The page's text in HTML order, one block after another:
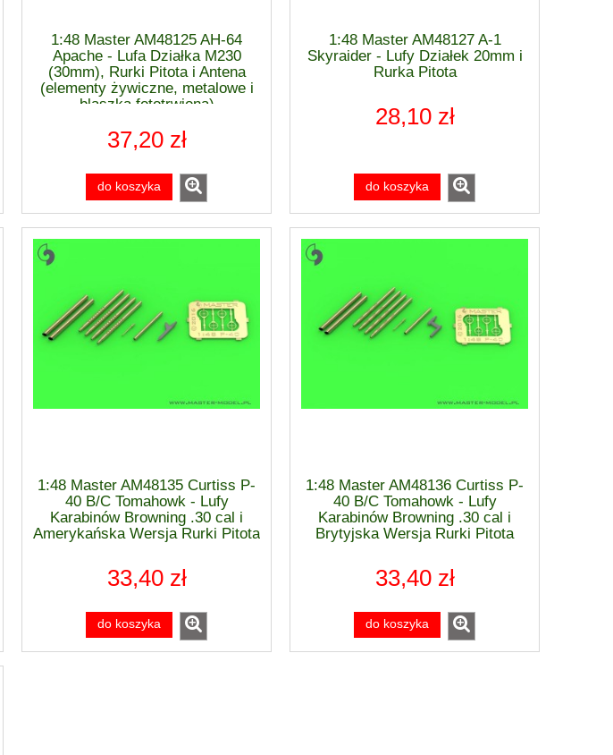
1:48 Mikojan i Guriewicz MiG-21 F-
do koszyka
1:48 Focke-Wulf FW-190 D-9 Early -
powiadom o dostępności
1:48 Focke-
1:48 Master AM48125 AH-64
Apache - Lufa Działka M230
(30mm), Rurki Pitota i Antena
(elementy żywiczne, metalowe i
blaszka fototrwiona)
37,20 zł
do koszyka
1:48 Master AM48127 A-1
Skyraider - Lufy Działek 20mm i
Rurka Pitota
28,10 zł
do koszyka
1:48 Master AM48135 Curtiss P-
40 B/C Tomahowk - Lufy
Karabinów Browning .30 cal i
Amerykańska Wersja Rurki Pitota
33,40 zł
do koszyka
1:48 Master AM48136 Curtiss P-
40 B/C Tomahowk - Lufy
Karabinów Browning .30 cal i
Brytyjska Wersja Rurki Pitota
33,40 zł
do koszyka